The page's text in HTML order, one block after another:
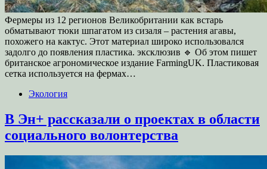
Фермеры из 12 регионов Великобритании как встарь
обматывают тюки шпагатом из сизаля – растения агавы,
похожего на кактус. Этот материал широко использовался
задолго до появления пластика. эксклюзив 🔹 Об этом пишет
британское агрономическое издание FarmingUK. Пластиковая
сетка используется на фермах…
Экология
В Эн+ рассказали о проектах в области
социального волонтерства